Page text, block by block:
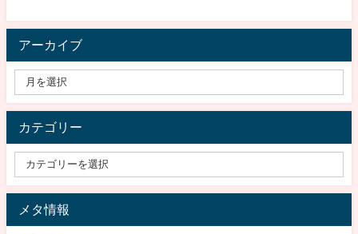
アーカイブ
カテゴリー
メタ情報